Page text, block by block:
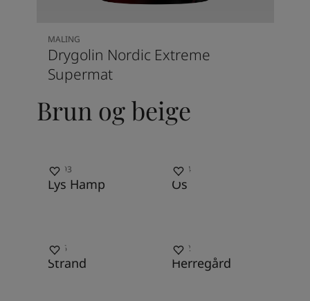
MALING
Drygolin Nordic Extreme
Supermat
Brun og beige
10293
Lys Hamp
1394
Os
1816
Strand
0092
Herregård